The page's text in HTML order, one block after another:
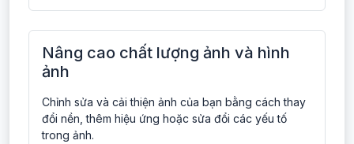
Nâng cao chất lượng ảnh và hình
ảnh
Chỉnh sửa và cải thiện ảnh của bạn bằng cách thay
đổi nền, thêm hiệu ứng hoặc sửa đổi các yếu tố
trong ảnh.